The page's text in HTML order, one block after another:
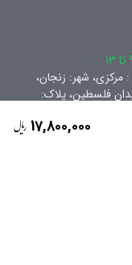
17,800,000
شهر: زنجان،
به میدان فلسطین، پلاک: